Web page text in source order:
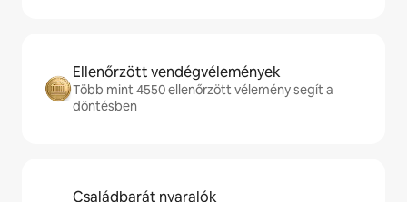
Ellenőrzött vendégvélemények
Több mint 4550 ellenőrzött vélemény segít a
döntésben
Családbarát nyaralók